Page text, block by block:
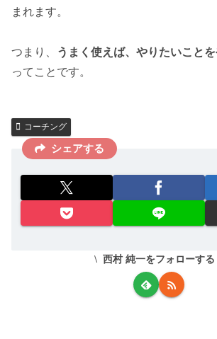
まれます。
つまり、
うまく使えば、やりたいこと
ってことです。
コーチング
シェアする
西村 純一をフォローする